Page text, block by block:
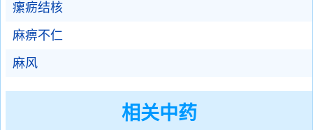
瘰疬结核
麻痹不仁
麻风
相关中药